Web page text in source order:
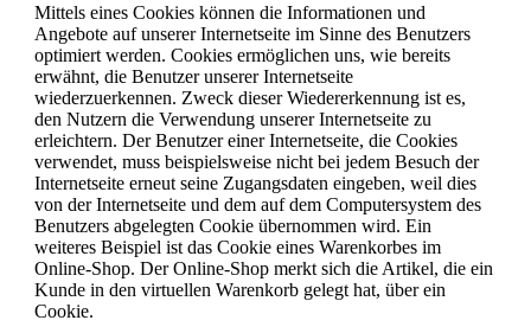
Mittels eines Cookies können die Informationen und
Angebote auf unserer Internetseite im Sinne des Benutzers
optimiert werden. Cookies ermöglichen uns, wie bereits
erwähnt, die Benutzer unserer Internetseite
wiederzuerkennen. Zweck dieser Wiedererkennung ist es,
den Nutzern die Verwendung unserer Internetseite zu
erleichtern. Der Benutzer einer Internetseite, die Cookies
verwendet, muss beispielsweise nicht bei jedem Besuch der
Internetseite erneut seine Zugangsdaten eingeben, weil dies
von der Internetseite und dem auf dem Computersystem des
Benutzers abgelegten Cookie übernommen wird. Ein
weiteres Beispiel ist das Cookie eines Warenkorbes im
Online-Shop. Der Online-Shop merkt sich die Artikel, die ein
Kunde in den virtuellen Warenkorb gelegt hat, über ein
Cookie.